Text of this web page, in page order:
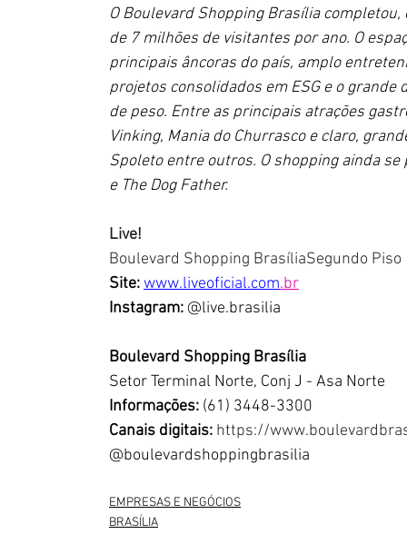
O Boulevard Shopping Brasília
de 7 milhões de visitantes por ano. O
principais âncoras do país, amplo
projetos consolidados em ESG e o
de peso. Entre as principais atrações
Vinking, Mania do Churrasco e claro,
Spoleto entre outros. O shopping ainda
e The Dog Father.
Live!
Boulevard Shopping BrasíliaSegundo Piso
Site:www.liveoficial.com.br
Instagram:@live.brasilia
Boulevard Shopping Brasília
Setor Terminal Norte, Conj J - Asa Norte
Informações: (61) 3448-3300
Canais digitais: https://
@boulevardshoppingbrasilia
EMPRESAS E NEGÓCIOS
BRASÍLIA